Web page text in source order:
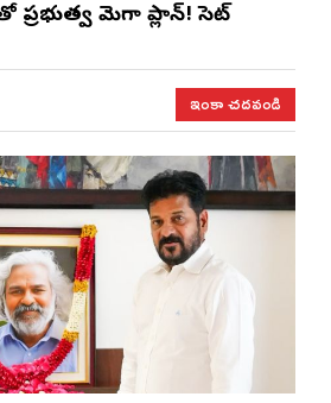
ప్రభుత్వ మెగా ప్లాన్! సెట్
ఇంకా చదవండి